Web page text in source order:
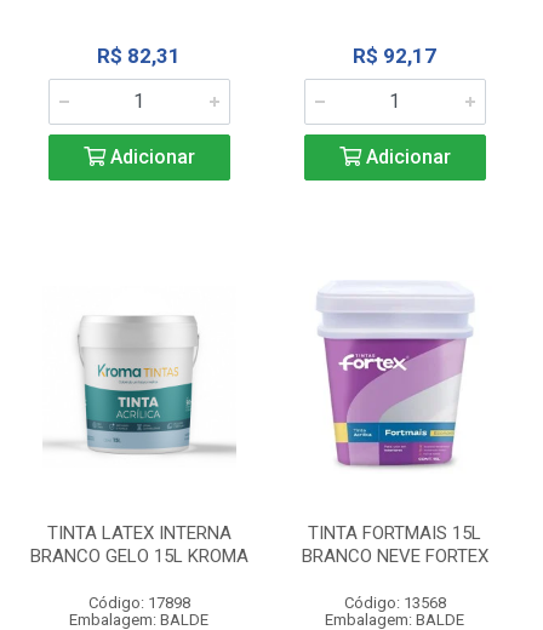
R$ 82,31
Adicionar
R$ 92,17
Adicionar
TINTA LATEX INTERNA
BRANCO GELO 15L KROMA
Código: 17898
Embalagem: BALDE
TINTA FORTMAIS 15L
BRANCO NEVE FORTEX
Código: 13568
Embalagem: BALDE